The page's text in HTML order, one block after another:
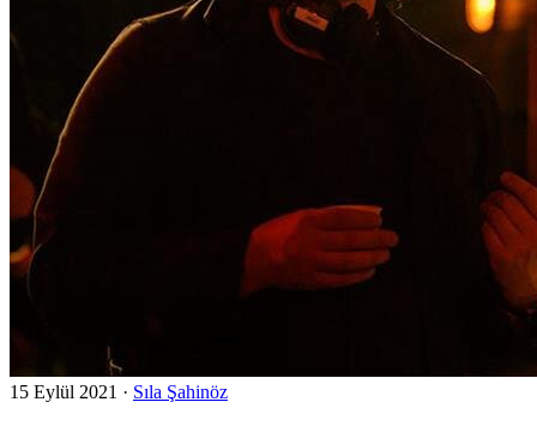
15 Eylül 2021 · Sıla Şahinöz